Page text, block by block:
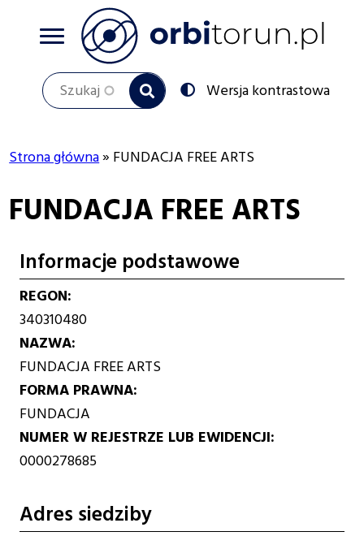
Szukaj
Przełącz
na:
Wersja kontrastowa
nawigacyjna
Strona główna FUNDACJA FREE ARTS
FUNDACJA FREE ARTS
Informacje podstawowe
REGON
340310480
NAZWA
FUNDACJA FREE ARTS
FORMA PRAWNA
FUNDACJA
NUMER W REJESTRZE LUB EWIDENCJI
0000278685
Adres siedziby